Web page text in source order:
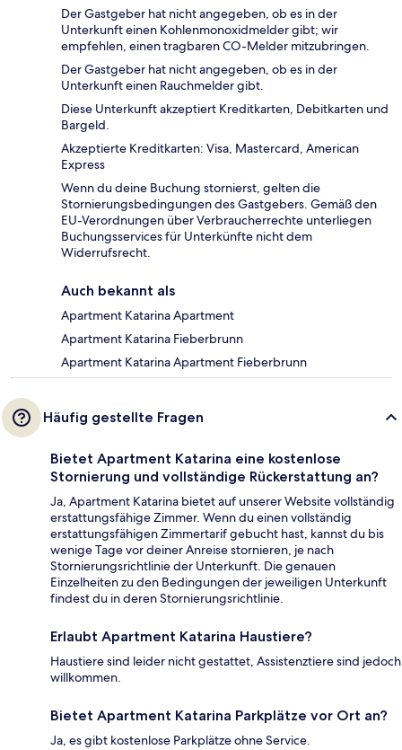
Der Gastgeber hat nicht angegeben, ob es in der
Unterkunft einen Kohlenmonoxidmelder gibt; wir
empfehlen, einen tragbaren CO-Melder mitzubringen.
Der Gastgeber hat nicht angegeben, ob es in der
Unterkunft einen Rauchmelder gibt.
Diese Unterkunft akzeptiert Kreditkarten, Debitkarten und
Bargeld.
Akzeptierte Kreditkarten: Visa, Mastercard, American
Express
Wenn du deine Buchung stornierst, gelten die
Stornierungsbedingungen des Gastgebers. Gemäß den
EU-Verordnungen über Verbraucherrechte unterliegen
Buchungsservices für Unterkünfte nicht dem
Widerrufsrecht.
Auch bekannt als
Apartment Katarina Apartment
Apartment Katarina Fieberbrunn
Apartment Katarina Apartment Fieberbrunn
Häufig gestellte Fragen
Bietet Apartment Katarina eine kostenlose
Stornierung und vollständige Rückerstattung an?
Ja, Apartment Katarina bietet auf unserer Website vollständig
erstattungsfähige Zimmer. Wenn du einen vollständig
erstattungsfähigen Zimmertarif gebucht hast, kannst du bis
wenige Tage vor deiner Anreise stornieren, je nach
Stornierungsrichtlinie der Unterkunft. Die genauen
Einzelheiten zu den Bedingungen der jeweiligen Unterkunft
findest du in deren Stornierungsrichtlinie.
Erlaubt Apartment Katarina Haustiere?
Haustiere sind leider nicht gestattet, Assistenztiere sind jedoch
willkommen.
Bietet Apartment Katarina Parkplätze vor Ort an?
Ja, es gibt kostenlose Parkplätze ohne Service.